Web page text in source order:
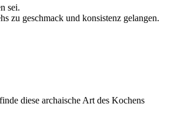
sei.
zu geschmack und konsistenz gelangen.
diese archaische Art des Kochens